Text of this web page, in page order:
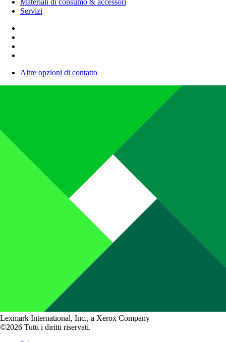
Materiali di consumo & accessori
Servizi
Altre opzioni di contatto
Lexmark International, Inc., a Xerox Company
©2026 Tutti i diritti riservati.